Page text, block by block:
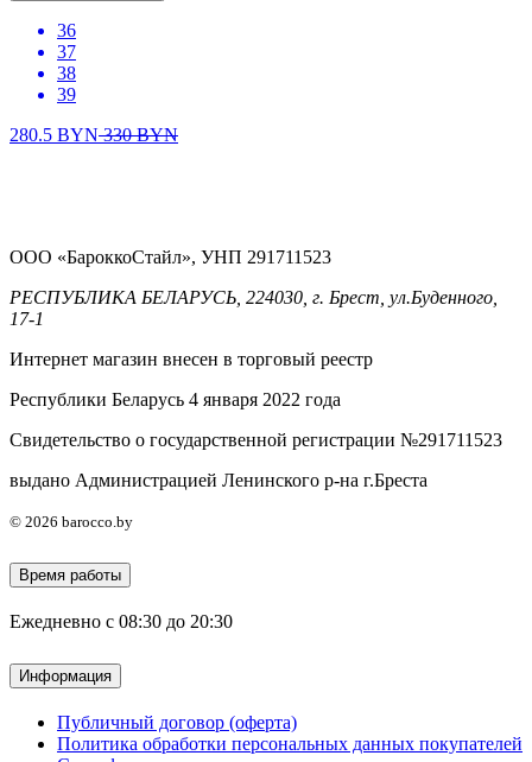
36
37
38
39
280.5 BYN330BYN
ООО «БароккоСтайл», УНП 291711523
РЕСПУБЛИКА БЕЛАРУСЬ, 224030, г. Брест, ул.Буденного,
17-1
Интернет магазин внесен в торговый реестр
Республики Беларусь 4 января 2022 года
Свидетельство о государственной регистрации №291711523
выдано Администрацией Ленинского р-на г.Бреста
© 2026 barocco.by
Время работы
Ежедневно с 08:30 до 20:30
Информация
Публичный договор (оферта)
Политика обработки персональных данных покупателей